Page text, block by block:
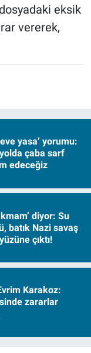
eksik
vererek,
yasa’ yorumu:
çaba sarf
edeceğiz
diyor: Su
batık Nazi savaş
çıktı!
Karakoz:
zararlar